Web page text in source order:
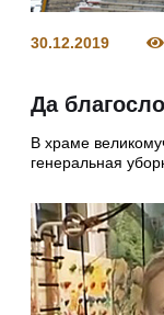
30.12.2019
Да
В храме
генеральная